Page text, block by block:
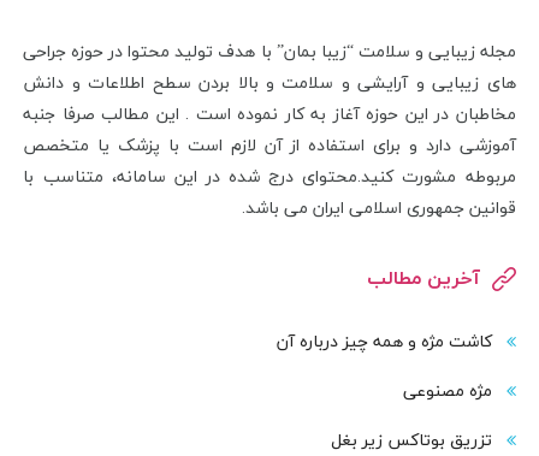
مجله زیبایی و سلامت “زیبا بمان” با هدف تولید محتوا در حوزه جراحی
های زیبایی و آرایشی و سلامت و بالا بردن سطح اطلاعات و دانش
مخاطبان در این حوزه آغاز به کار نموده است . این مطالب صرفا جنبه
آموزشی دارد و برای استفاده از آن لازم است با پزشک یا متخصص
مربوطه مشورت کنید.محتوای درج شده در این سامانه، متناسب با
قوانین جمهوری اسلامی ایران می باشد.
آخرین مطالب
کاشت مژه و همه چیز درباره آن
مژه مصنوعی
تزریق بوتاکس زیر بغل